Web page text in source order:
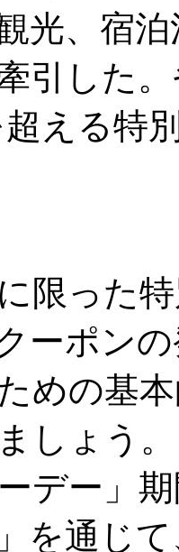
光、宿
引した
超える特
限った
ーポン
めの基
しょう
デー」
を通じ